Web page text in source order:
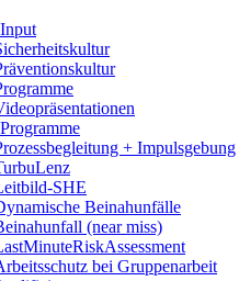
+ Impulsgebung
SHE
Beinahunfälle
(near miss)
bei Gruppenarbeit